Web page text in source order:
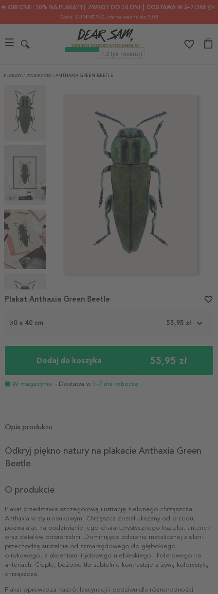
🌟 OBECNIE: 30% NA PLAKATY┃ ZWROT DO 30 DNI ┃ DOSTAWA W 2–7 DNI 📦✨
Code: SUMMER30, oferta ważna do 7.08
PLAKATY / ZWIERZETA / ANTHAXIA GREEN BEETLE
1
30 x 40 cm 55,95 zł
Dodaj do koszyka 55,95 zł
W magazynie - Dostawa w 3-7 dni robocze
Plakat Anthaxia Green Beetle favorite_border
Opis produktu
Odkryj piękno natury na plakacie Anthaxia Green
Beetle
O produkcie
Plakat przedstawia szczegółową ilustrację zielonego chrząszcza
Anthaxia w stylu naukowym. Chrząszcz został ukazany od przodu,
pozwalając na podziwianie jego charakterystycznego kształtu, antenek
oraz detalów powierzchni. Dominujące odcienie metalicznej zieleni
przechodzą subtelnie od szmaragdowego do głębokiego
oliwkowego, z akcentami irydowego niebieskiego i fioletowego na
antenach. Ciepłe, beżowe tło subtelnie kontrastuje z żywą kolorystyką
chrząszcza.
Plakat wprowadza nastrój fascynacji i podziwu dla różnorodności